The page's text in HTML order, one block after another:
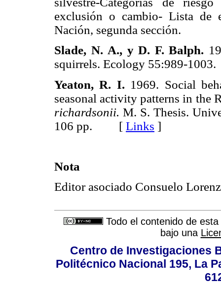
exclusión o cambio- Lista de
Nación, segunda sección.
Slade, N. Α., y D. F. Balph.
squirrels. Ecology 55:989-
Yeaton, R. I. 1969. Social
seasonal activity patterns in the
richardsonii. M. S. Thesis.
106 pp. [ Links ]
Nota
Editor asociado Consuelo
Todo el contenido de
bajo una
Centro de Investigaciones
Politécnico Nacional 195, La